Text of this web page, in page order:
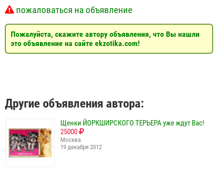
пожаловаться на объявление
Пожалуйста, скажите автору объявления, что Вы нашли
это объявление на сайте ekzotika.com!
Другие объявления автора:
Щенки ЙОРКШИРСКОГО ТЕРЬЕРА уже ждут Вас!
25000
Москва
19 декабря 2012